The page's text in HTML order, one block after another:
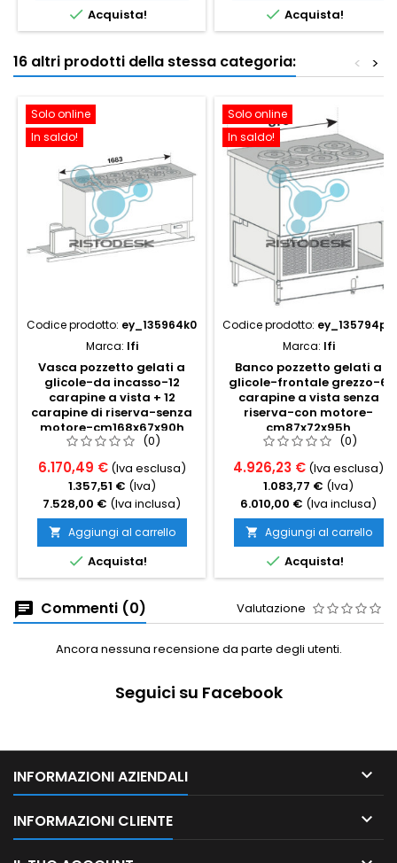
 Acquista!  Acquista!
16 altri prodotti della stessa categoria: >
<
Solo online
In saldo!
Codice prodotto: ey_135964k0
Marca: Ifi
Vasca pozzetto gelati a
glicole-da incasso-12
carapine a vista + 12
carapine di riserva-senza
motore-cm168x67x90h
(0)
6.170,49 € (Iva esclusa)
1.357,51 € (Iva)
7.528,00 € (Iva inclusa)
 Aggiungi al carrello
 Acquista!
Solo online
In saldo!
Codice prodotto: ey_135794p0
Marca: Ifi
Banco pozzetto gelati a
glicole-frontale grezzo-6
carapine a vista senza
riserva-con motore-
cm87x72x95h
(0)
4.926,23 € (Iva esclusa)
1.083,77 € (Iva)
6.010,00 € (Iva inclusa)
 Aggiungi al carrello
 Acquista!
Commenti (0) Valutazione
Ancora nessuna recensione da parte degli utenti.
Seguici su Facebook
INFORMAZIONI AZIENDALI 
INFORMAZIONI CLIENTE 